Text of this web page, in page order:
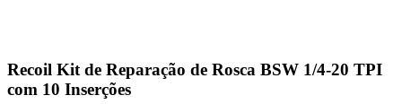
Recoil Kit de Reparação de Rosca BSW 1/4-20 TPI
com 10 Inserções